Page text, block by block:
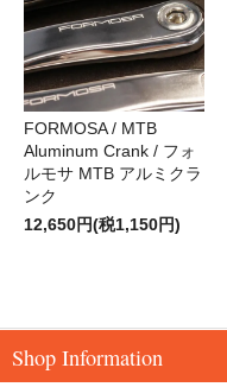
FORMOSA / MTB
Aluminum Crank / フォ
ルモサ MTB アルミクラ
ンク
12,650円(税1,150円)
Shop Information